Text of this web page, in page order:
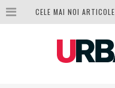
CELE MAI NOI ARTICOLE